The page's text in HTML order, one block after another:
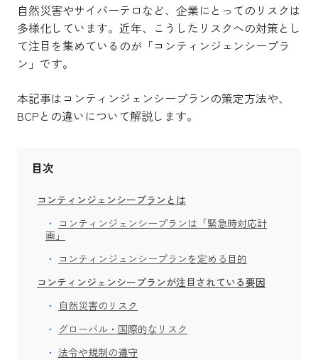
自然災害やサイバーテロなど、企業にとってのリスクは
多様化しています。近年、こうしたリスクへの対策とし
て注目を集めているのが「コンティンジェンシープラ
ン」です。
本記事はコンティンジェンシープランの策定方法や、
BCPとの違いについて解説します。
目次
コンティンジェンシープランとは
コンティンジェンシープランは「緊急時対応計
画」
コンティンジェンシープランを定める目的
コンティンジェンシープランが注目されている要因
自然災害のリスク
グローバル・国際的なリスク
法令や規制の遵守